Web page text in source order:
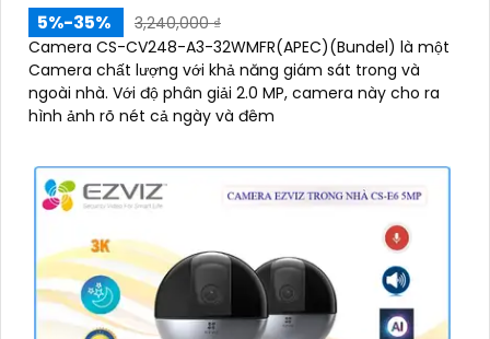
5%-35%
3,240,000 ₫
Camera CS-CV248-A3-32WMFR(APEC)(Bundel) là một
Camera chất lượng với khả năng giám sát trong và
ngoài nhà. Với độ phân giải 2.0 MP, camera này cho ra
hình ảnh rõ nét cả ngày và đêm